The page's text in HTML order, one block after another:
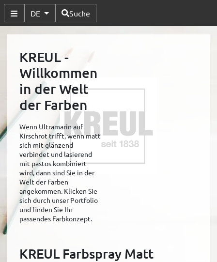
Untermenü Umschalten
DE Verfügbare Sprachen
Suche
KREUL -
Willkommen
in der Welt
der Farben
Wenn Ultramarin auf
Kirschrot trifft, wenn matt
sich mit glänzend
verbindet und lasierend
mit pastos kombiniert
wird, dann sind Sie in der
Welt der Farben
angekommen. Klicken Sie
sich durch unser Portfolio
und finden Sie Ihr
passendes Farbkonzept.
KREUL Farbspray Matt